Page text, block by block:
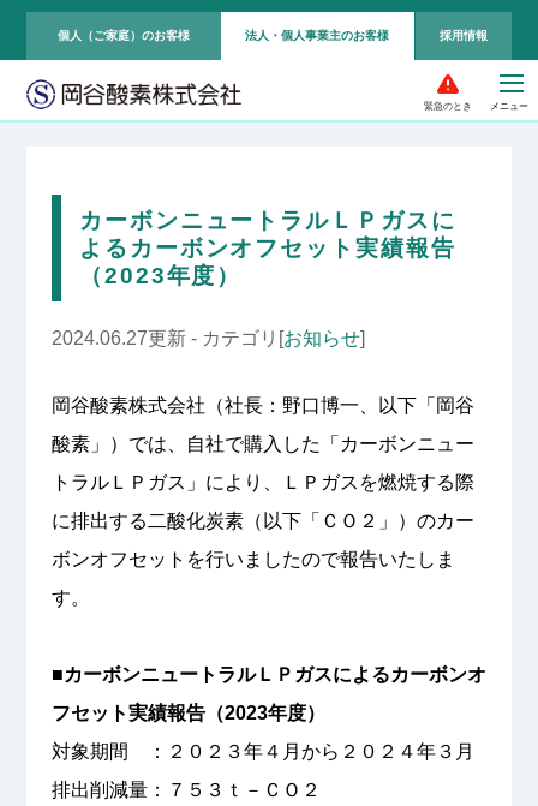
個人（ご家庭）のお客様 法人・個人事業主のお客様 採用情報
緊急のとき
カーボンニュートラルＬＰガスに
よるカーボンオフセット実績報告
（2023年度）
2024.06.27更新 - カテゴリ[お知らせ]
岡谷酸素株式会社（社長：野口博一、以下「岡谷
酸素」）では、自社で購入した「カーボンニュー
トラルＬＰガス」により、ＬＰガスを燃焼する際
に排出する二酸化炭素（以下「ＣＯ２」）のカー
ボンオフセットを行いましたので報告いたしま
す。
■カーボンニュートラルＬＰガスによるカーボンオ
フセット実績報告（2023年度）
対象期間 ：２０２３年４月から２０２４年３月
排出削減量：７５３ｔ－ＣＯ２